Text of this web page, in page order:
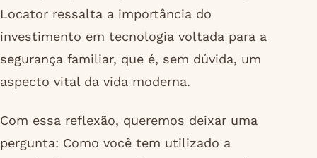
Locator ressalta a importância do
investimento em tecnologia voltada para a
segurança familiar, que é, sem dúvida, um
aspecto vital da vida moderna.
Com essa reflexão, queremos deixar uma
pergunta: Como você tem utilizado a